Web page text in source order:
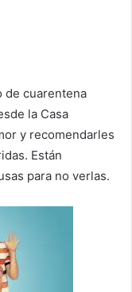
de cuarentena
la Casa
y recomendarles
Están
para no verlas.